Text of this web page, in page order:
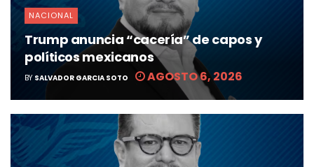
NACIONAL
Trump anuncia “cacería” de capos y
políticos mexicanos
BY SALVADOR GARCIA SOTO AGOSTO 6, 2026